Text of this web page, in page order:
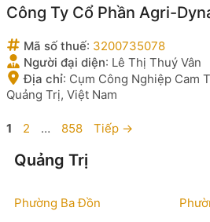
Công Ty Cổ Phần Agri-
Mã số thuế: 3200735078
Người đại diện: Lê Thị Thuý Vân
Địa chỉ: Cụm Công Nghiệp Cam
Quảng Trị, Việt Nam
Trang
1 Trang
2 … Trang
858 Tiếp →
Quảng Trị
Phường Ba Đồn